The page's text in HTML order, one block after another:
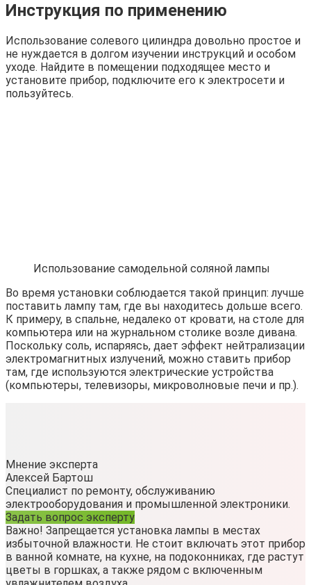
Инструкция по применению
Использование солевого цилиндра довольно простое и
не нуждается в долгом изучении инструкций и особом
уходе. Найдите в помещении подходящее место и
установите прибор, подключите его к электросети и
пользуйтесь.
Использование самодельной соляной лампы
Во время установки соблюдается такой принцип: лучше
поставить лампу там, где вы находитесь дольше всего.
К примеру, в спальне, недалеко от кровати, на столе для
компьютера или на журнальном столике возле дивана.
Поскольку соль, испаряясь, дает эффект нейтрализации
электромагнитных излучений, можно ставить прибор
там, где используются электрические устройства
(компьютеры, телевизоры, микроволновые печи и пр.).
Мнение эксперта
Алексей Бартош
Специалист по ремонту, обслуживанию
электрооборудования и промышленной электроники.
Задать вопрос эксперту
Важно! Запрещается установка лампы в местах
избыточной влажности. Не стоит включать этот прибор
в ванной комнате, на кухне, на подоконниках, где растут
цветы в горшках, а также рядом с включенным